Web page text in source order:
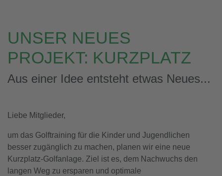
UNSER NEUES
PROJEKT: KURZPLATZ
Aus einer Idee entsteht etwas Neues...
Liebe Mitglieder,
um das Golftraining für die Kinder und Jugendlichen
besser zugänglich zu machen, planen wir eine neue
Kurzplatz-Golfanlage. Ziel ist es, dem Nachwuchs den
langen Weg zu ersparen und optimale